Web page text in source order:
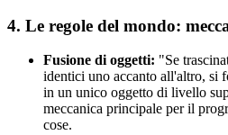
4. Le regole del mondo:
Fusione di oggetti: "Se
identici uno accanto all'altro, si
in un unico oggetto di livello
meccanica principale per il
cose.